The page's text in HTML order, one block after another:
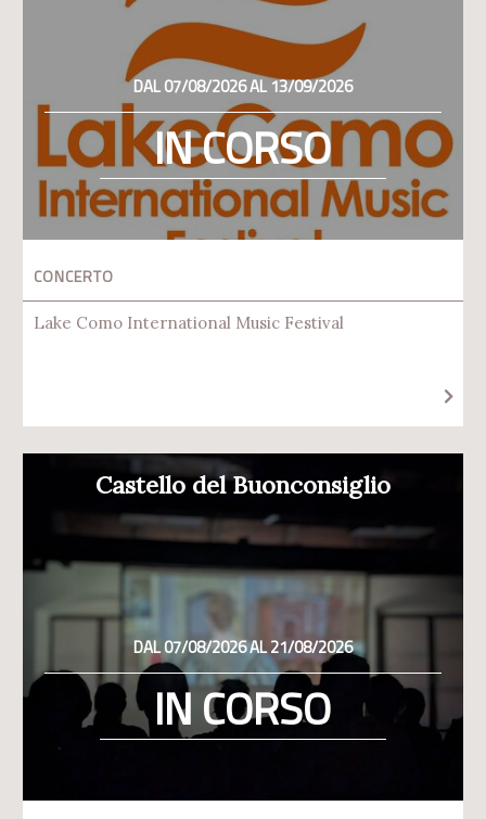
DAL 07/08/2026 AL 13/09/2026
IN CORSO
CONCERTO
Lake Como International Music Festival
Castello del Buonconsiglio
DAL 07/08/2026 AL 21/08/2026
IN CORSO